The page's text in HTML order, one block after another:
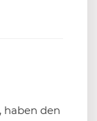
haben den